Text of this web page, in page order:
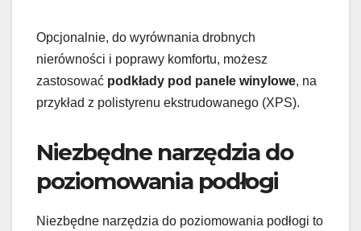
Opcjonalnie, do wyrównania drobnych
nierówności i poprawy komfortu, możesz
zastosować podkłady pod panele winylowe, na
przykład z polistyrenu ekstrudowanego (XPS).
Niezbędne narzędzia do
poziomowania podłogi
Niezbędne narzędzia do poziomowania podłogi to